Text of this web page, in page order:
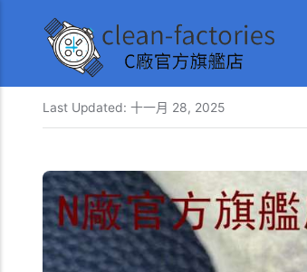
Last Updated: 十一月 28, 2025